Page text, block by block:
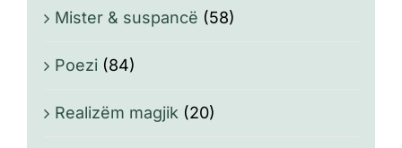
Mister & suspancë (58)
Poezi (84)
Realizëm magjik (20)